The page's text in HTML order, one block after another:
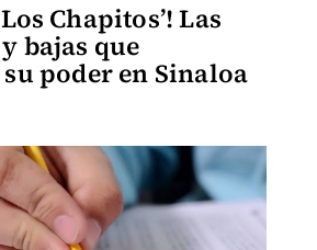
Chapitos’! Las
bajas que
poder en Sinaloa